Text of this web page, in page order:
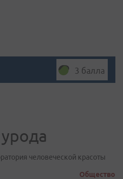
3 балла
человеческой красоты
Общество